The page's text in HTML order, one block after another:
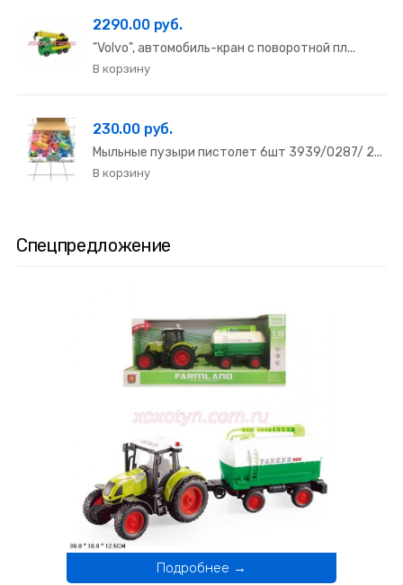
2290.00 руб.
"Volvo", автомобиль-кран с поворотной пл...
230.00 руб.
Мыльные пузыри пистолет 6шт 3939/0287/ 2...
Спецпредложение
Подробнее →